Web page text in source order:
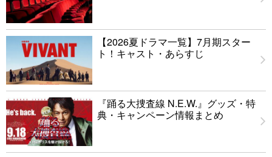
【2026夏ドラマ一覧】7月期スター
ト！キャスト・あらすじ
『踊る大捜査線 N.E.W.』グッズ・特
典・キャンペーン情報まとめ